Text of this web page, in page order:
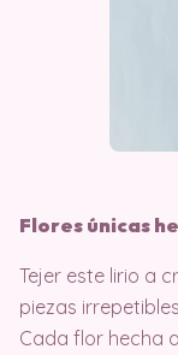
Flores únicas
Tejer este lirio a
piezas
Cada flor hecha